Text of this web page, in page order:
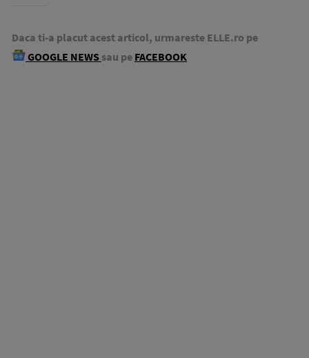
Daca ti-a placut acest articol, urmareste ELLE.ro pe
GOOGLE NEWS sau pe FACEBOOK